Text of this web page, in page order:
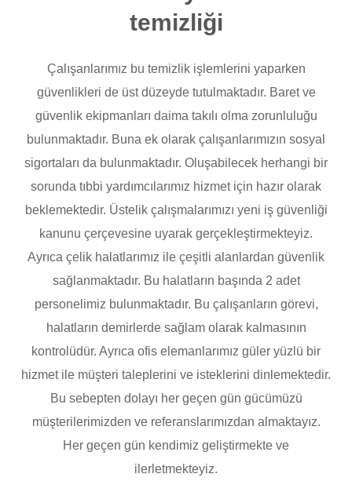
temizliği
Çalışanlarımız bu temizlik işlemlerini yaparken
güvenlikleri de üst düzeyde tutulmaktadır. Baret ve
güvenlik ekipmanları daima takılı olma zorunluluğu
bulunmaktadır. Buna ek olarak çalışanlarımızın sosyal
sigortaları da bulunmaktadır. Oluşabilecek herhangi bir
sorunda tıbbi yardımcılarımız hizmet için hazır olarak
beklemektedir. Üstelik çalışmalarımızı yeni iş güvenliği
kanunu çerçevesine uyarak gerçekleştirmekteyiz.
Ayrıca çelik halatlarımız ile çeşitli alanlardan güvenlik
sağlanmaktadır. Bu halatların başında 2 adet
personelimiz bulunmaktadır. Bu çalışanların görevi,
halatların demirlerde sağlam olarak kalmasının
kontrolüdür. Ayrıca ofis elemanlarımız güler yüzlü bir
hizmet ile müşteri taleplerini ve isteklerini dinlemektedir.
Bu sebepten dolayı her geçen gün gücümüzü
müşterilerimizden ve referanslarımızdan almaktayız.
Her geçen gün kendimiz geliştirmekte ve
ilerletmekteyiz.